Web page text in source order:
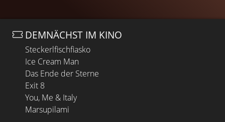
DEMNÄCHST IM KINO
Steckerlfischfiasko
Ice Cream Man
Das Ende der Sterne
Exit 8
You, Me & Italy
Marsupilami